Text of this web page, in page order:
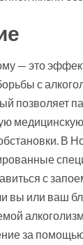
— это
с
позволяет
В
с
вы или ваш
за